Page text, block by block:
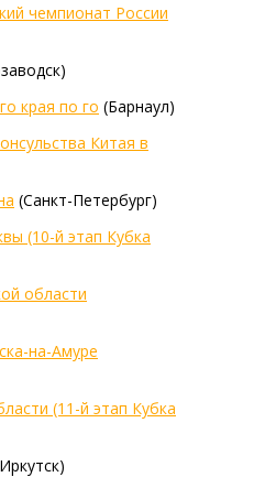
чемпионат России
края по го (Барнаул)
Китая в
(Санкт-Петербург)
(10-й этап Кубка
области
на-Амуре
(11-й этап Кубка